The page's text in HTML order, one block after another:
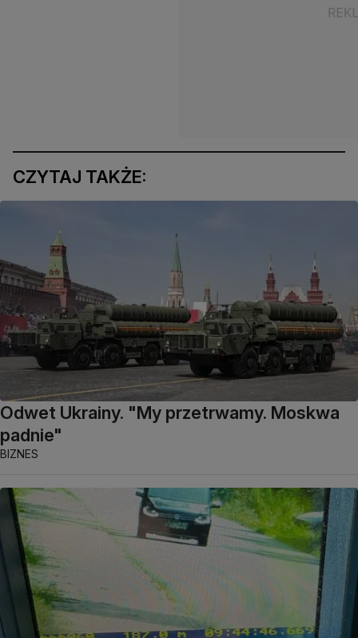
CZYTAJ TAKŻE:
Odwet Ukrainy. "My przetrwamy. Moskwa
padnie"
BIZNES